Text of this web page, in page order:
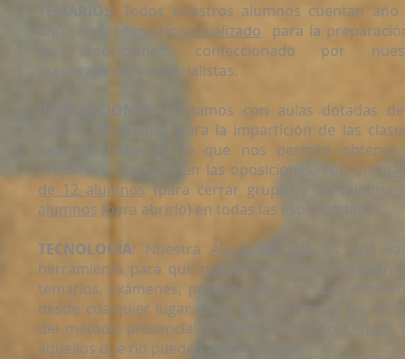
TEMARIOS: Todos nuestros alumnos cuentan año
año con un temario actualizado para la
las oposiciones, confeccionado por
preparadores y especialistas.
INSTALACIONES
: Contamos con aulas dotadas
medios adecuados para la impartición de las
caso de haberlas, lo que nos permite obtener
preparación óptima en las oposiciones, con un
de 12 alumnos(para cerrar grupo) y un
alumnos (para abrirlo) en todas las especialidades.
TECNOLOGÍA: NuestraAULA VIRTUAL
es una
herramienta para que nuestros alumnos accedan
temarios, exámenes, pruebas, etc... en todo
desde cualquier lugar. Sirve como apoyo a los
del método presencial y como modalidad
ONLINE
aquellos que no pueden asistir a clase.